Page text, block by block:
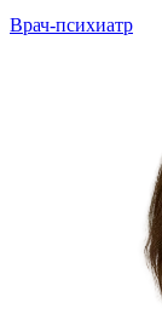
Врач-психиатр